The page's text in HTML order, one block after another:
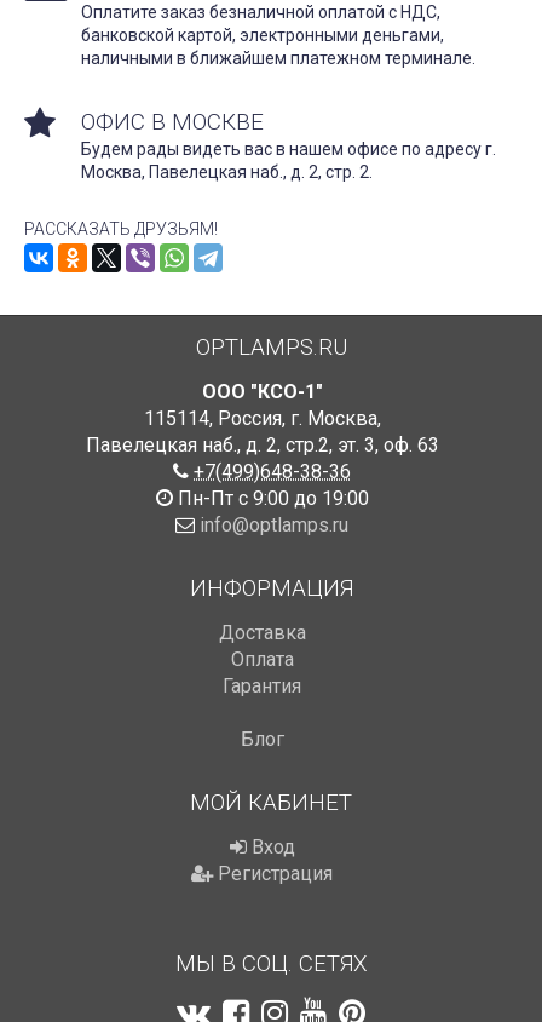
Оплатите заказ безналичной оплатой с НДС,
банковской картой, электронными деньгами,
наличными в ближайшем платежном терминале.
ОФИС В МОСКВЕ
Будем рады видеть вас в нашем офисе по адресу г.
Москва, Павелецкая наб., д. 2, стр. 2.
РАССКАЗАТЬ ДРУЗЬЯМ!
OPTLAMPS.RU
ООО "КСО-1"
115114, Россия, г. Москва,
Павелецкая наб., д. 2, стр.2, эт. 3, оф. 63
+7(499)648-38-36
Пн-Пт с 9:00 до 19:00
info@optlamps.ru
ИНФОРМАЦИЯ
Доставка
Оплата
Гарантия
Блог
МОЙ КАБИНЕТ
Вход
Регистрация
МЫ В СОЦ. СЕТЯХ